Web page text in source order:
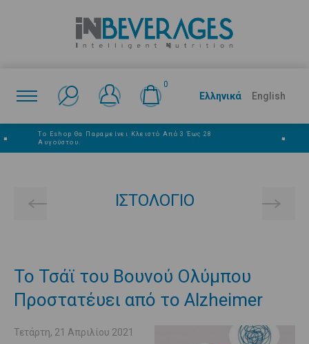
0
Ελληνικά English
■
Το Eshop Θα Παραμείνει Κλειστό Από 3 Έως 28
Αυγούστου.
■
ΙΣΤΟΛΌΓΙΟ
Το Τσάϊ του Βουνού Ολύμπου
Προστατέυει από το Alzheimer
Τετάρτη, 21 Απριλίου 2021